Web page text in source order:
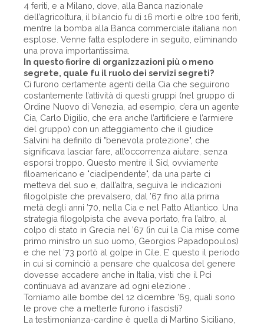
4 feriti, e a Milano, dove, alla Banca nazionale
dell’agricoltura, il bilancio fu di 16 morti e oltre 100 feriti,
mentre la bomba alla Banca commerciale italiana non
esplose. Venne fatta esplodere in seguito, eliminando
una prova importantissima.
In questo fiorire di organizzazioni più o meno
segrete, quale fu il ruolo dei servizi segreti?
Ci furono certamente agenti della Cia che seguirono
costantemente l’attività di questi gruppi (nel gruppo di
Ordine Nuovo di Venezia, ad esempio, c’era un agente
Cia, Carlo Digilio, che era anche l’artificiere e l’armiere
del gruppo) con un atteggiamento che il giudice
Salvini ha definito di "benevola protezione", che
significava lasciar fare, all’occorrenza aiutare, senza
esporsi troppo. Questo mentre il Sid, ovviamente
filoamericano e "ciadipendente", da una parte ci
metteva del suo e, dall’altra, seguiva le indicazioni
filogolpiste che prevalsero, dal ’67 fino alla prima
metà degli anni ’70, nella Cia e nel Patto Atlantico. Una
strategia filogolpista che aveva portato, fra l’altro, al
colpo di stato in Grecia nel ’67 (in cui la Cia mise come
primo ministro un suo uomo, Georgios Papadopoulos)
e che nel ’73 portò al golpe in Cile. E’ questo il periodo
in cui si cominciò a pensare che qualcosa del genere
dovesse accadere anche in Italia, visti che il Pci
continuava ad avanzare ad ogni elezione .
Torniamo alle bombe del 12 dicembre ’69, quali sono
le prove che a metterle furono i fascisti?
La testimonianza-cardine è quella di Martino Siciliano,